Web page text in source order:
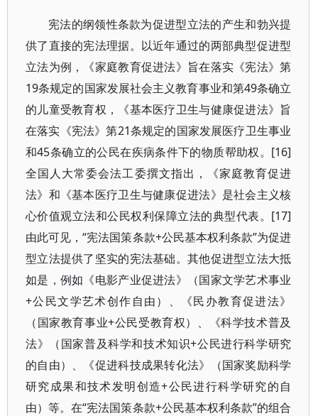
宪法的纲领性条款为促进型立法的产生和勃兴提
供了直接的宪法理据。以近年通过的两部典型促进型
立法为例，《家庭教育促进法》旨在落实《宪法》第
19条规定的国家发展社会主义教育事业和第49条确立
的儿童受教育权，《基本医疗卫生与健康促进法》旨
在落实《宪法》第21条规定的国家发展医疗卫生事业
和45条确立的公民在疾病条件下的物质帮助权。[16]
全国人大常委会法工委撰文指出，《家庭教育促进
法》和《基本医疗卫生与健康促进法》是社会主义核
心价值观立法和公民权利保障立法的典型代表。[17]
由此可见，“宪法国策条款+公民基本权利条款”为促进
型立法提供了坚实的宪法基础。其他促进型立法大抵
如是，例如《电影产业促进法》（国家文学艺术事业
+公民文学艺术创作自由）、《民办教育促进法》
（国家教育事业+公民受教育权）、《科学技术普及
法》（国家普及科学和技术知识+公民进行科学研究
的自由）、《促进科技成果转化法》（国家奖励科学
研究成果和技术发明创造+公民进行科学研究的自
由）等。在“宪法国策条款+公民基本权利条款”的组合